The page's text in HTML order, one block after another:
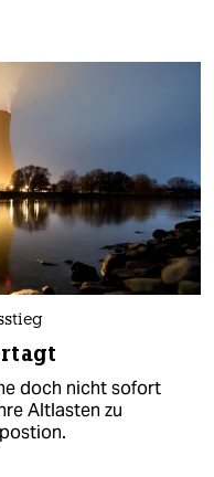
doch nicht sofort
Altlasten zu